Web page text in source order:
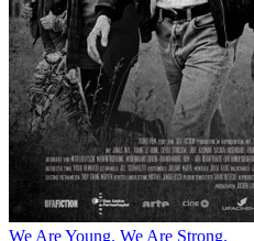
We Are Young. We Are Strong.